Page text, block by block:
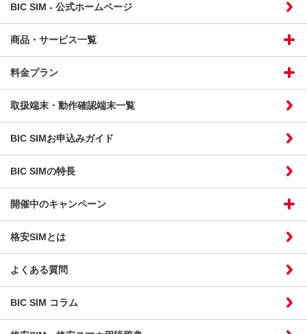
BIC SIM - 公式ホームページ
商品・サービス一覧
料金プラン
取扱端末・動作確認端末一覧
BIC SIMお申込みガイド
BIC SIMの特長
開催中のキャンペーン
格安SIMとは
よくある質問
BIC SIM コラム